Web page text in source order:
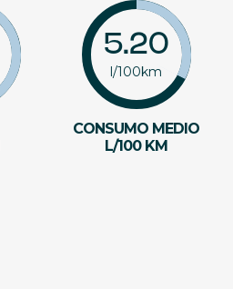
5.20
l/100km
CONSUMO MEDIO
L/100 KM